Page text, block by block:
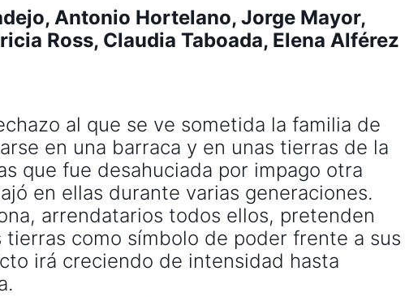
Antonio Hortelano, Jorge Mayor,
Ross, Claudia Taboada, Elena Alférez
al que se ve sometida la familia de
en una barraca y en unas tierras de la
que fue desahuciada por impago otra
en ellas durante varias generaciones.
arrendatarios todos ellos, pretenden
tierras como símbolo de poder frente a sus
irá creciendo de intensidad hasta